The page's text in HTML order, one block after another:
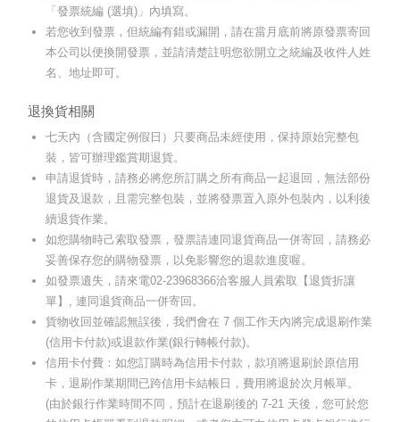
「發票統編 (選填)」內填寫。
若您收到發票，但統編有錯或漏開，請在當月底前將原發票寄回
本公司以便換開發票，並請清楚註明您欲開立之統編及收件人姓
名、地址即可。
退換貨相關
七天內（含國定例假日）只要商品未經使用，保持原始完整包
裝，皆可辦理鑑賞期退貨。
申請退貨時，請務必將您所訂購之所有商品一起退回，無法部份
退貨及退款，且需完整包裝，並將發票置入原外包裝內，以利後
續退貨作業。
如您購物時己索取發票，發票請連同退貨商品一併寄回，請務必
妥善保存您的購物發票，以免影響您的退款進度喔。
如發票遺失，請來電02-23968366洽客服人員索取【退貨折讓
單】, 連同退貨商品一併寄回。
貨物收回並確認無誤後，我們會在 7 個工作天內將完成退刷作業
(信用卡付款)或退款作業(銀行轉帳付款)。
信用卡付費：如您訂購時為信用卡付款，款項將退刷於原信用
卡，退刷作業期間已跨信用卡結帳日，費用將退於次月帳單。
(由於銀行作業時間不同，預計在退刷後的 7-21 天後，您可於您